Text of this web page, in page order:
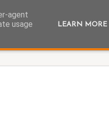
agent
usage
LEARN MORE